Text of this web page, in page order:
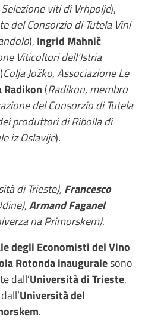
viti di Vrhpolje),
del Consorzio di Tutela Vini
), Ingrid Mahnič
Viticoltori dell'Istria
(Colja Jožko, Associazione Le
Radikon (Radikon, membro
del Consorzio di Tutela
produttori di Ribolla di
iz Oslavije).
di Trieste),Francesco
Armand Faganel
na Primorskem).
degli Economisti del Vino
Rotonda inauguralesono
dall’Università di Trieste,
Università del
.